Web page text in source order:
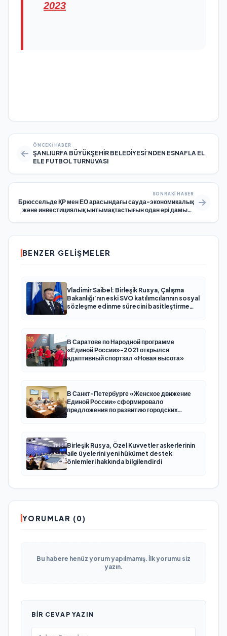
2023
ÖNCEKI HABER
ŞANLIURFA BÜYÜKŞEHİR BELEDİYESİ’NDEN ESNAFLA EL
ELE FUTBOL TURNUVASI
SONRAKI HABER
Брюссельде ҚР мен ЕО арасындағы сауда-экономикалық
және инвестициялық ынтымақтастығын одан әрі дамыту
BENZER GELIŞMELER
Vladimir Saibel: Birleşik Rusya, Çalışma
Bakanlığı’nın eski SVO katılımcılarının sosyal
sözleşme edinme sürecini basitleştirme
В Саратове по Народной программе
«Единой России»-2021 открылся
адаптивный спортзал «Новая высота»
В Санкт-Петербурге «Женское движение
Единой России» сформировало
предложения по развитию городских
Birleşik Rusya, Özel Kuvvetler askerlerinin
aile üyelerini yeni hükümet destek
önlemleri hakkında bilgilendirdi
YORUMLAR (0)
Bu habere henüz yorum yapılmamış. İlk yorumu siz
yazın.
BIR CEVAP YAZIN